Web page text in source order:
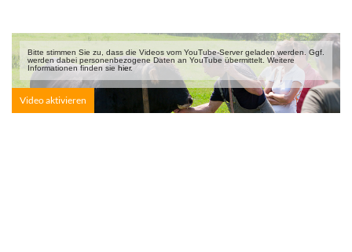
Bitte stimmen Sie zu, dass die Videos vom YouTube-Server geladen werden. Ggf.
werden dabei personen­bezogene Daten an YouTube übermittelt. Weitere
Informationen finden sie hier.